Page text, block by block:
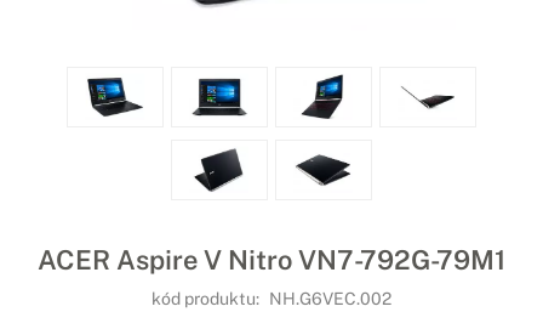
ACER Aspire V Nitro VN7-792G-79M1
kód produktu: NH.G6VEC.002